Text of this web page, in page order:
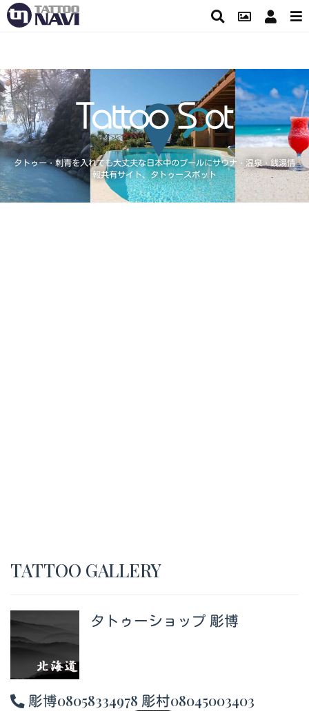
タトゥー・刺青を入れても大丈夫な日本中のプールにサウナ・温泉・銭湯情
報共有サイト、タトゥースポット
TATTOO GALLERY
タトゥーショップ 彫博
彫博08058334978 彫村08045003403